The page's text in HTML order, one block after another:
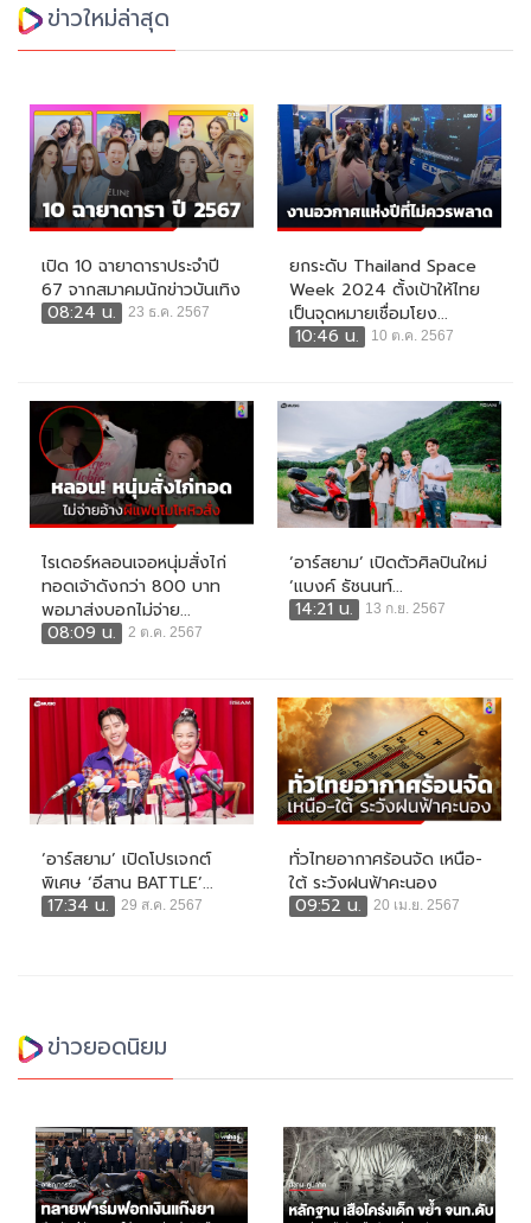
ข่าวใหม่ล่าสุด
เปิด 10 ฉายาดาราประจำปี
67 จากสมาคมนักข่าวบันเทิง
08:24 น.
23 ธ.ค. 2567
ยกระดับ Thailand Space
Week 2024 ตั้งเป้าให้ไทย
เป็นจุดหมายเชื่อมโยง...
10:46 น.
10 ต.ค. 2567
ไรเดอร์หลอนเจอหนุ่มสั่งไก่
ทอดเจ้าดังกว่า 800 บาท
พอมาส่งบอกไม่จ่าย...
08:09 น.
2 ต.ค. 2567
‘อาร์สยาม’ เปิดตัวศิลปินใหม่
‘แบงค์ ธัชนนท์...
14:21 น.
13 ก.ย. 2567
‘อาร์สยาม’ เปิดโปรเจกต์
พิเศษ ‘อีสาน BATTLE’...
17:34 น.
29 ส.ค. 2567
ทั่วไทยอากาศร้อนจัด เหนือ-
ใต้ ระวังฝนฟ้าคะนอง
09:52 น.
20 เม.ย. 2567
ข่าวยอดนิยม